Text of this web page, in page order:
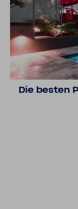
Die besten